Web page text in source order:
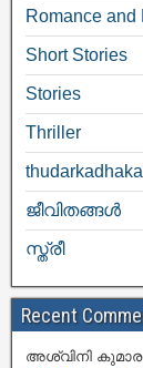
Romance and
Short Stories
Stories
Thriller
thudarkadhakal
ജീവിതങ്ങള്‍
സ്ത്രീ
Recent
അശ്വിനി